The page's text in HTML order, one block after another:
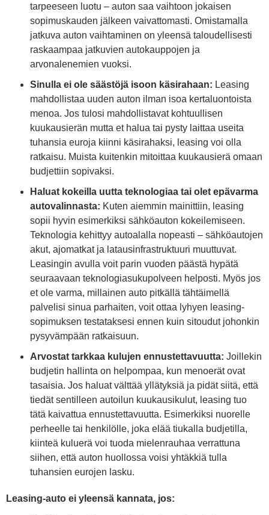
tarpeeseen luotu – auton saa vaihtoon jokaisen
sopimuskauden jälkeen vaivattomasti. Omistamalla
jatkuva auton vaihtaminen on yleensä taloudellisesti
raskaampaa jatkuvien autokauppojen ja
arvonalenemien vuoksi.
Sinulla ei ole säästöjä isoon käsirahaan: Leasing
mahdollistaa uuden auton ilman isoa kertaluontoista
menoa. Jos tulosi mahdollistavat kohtuullisen
kuukausierän mutta et halua tai pysty laittaa useita
tuhansia euroja kiinni käsirahaksi, leasing voi olla
ratkaisu. Muista kuitenkin mitoittaa kuukausierä omaan
budjettiin sopivaksi.
Haluat kokeilla uutta teknologiaa tai olet epävarma
autovalinnasta: Kuten aiemmin mainittiin, leasing
sopii hyvin esimerkiksi sähköauton kokeilemiseen.
Teknologia kehittyy autoalalla nopeasti – sähköautojen
akut, ajomatkat ja latausinfrastruktuuri muuttuvat.
Leasingin avulla voit parin vuoden päästä hypätä
seuraavaan teknologiasukupolveen helposti. Myös jos
et ole varma, millainen auto pitkällä tähtäimellä
palvelisi sinua parhaiten, voit ottaa lyhyen leasing-
sopimuksen testataksesi ennen kuin sitoudut johonkin
pysyvämpään ratkaisuun.
Arvostat tarkkaa kulujen ennustettavuutta: Joillekin
budjetin hallinta on helpompaa, kun menoerät ovat
tasaisia. Jos haluat välttää yllätyksiä ja pidät siitä, että
tiedät sentilleen autoilun kuukausikulut, leasing tuo
tätä kaivattua ennustettavuutta. Esimerkiksi nuorelle
perheelle tai henkilölle, joka elää tiukalla budjetilla,
kiinteä kuluerä voi tuoda mielenrauhaa verrattuna
siihen, että auton huollossa voisi yhtäkkiä tulla
tuhansien eurojen lasku.
Leasing-auto ei yleensä kannata, jos: